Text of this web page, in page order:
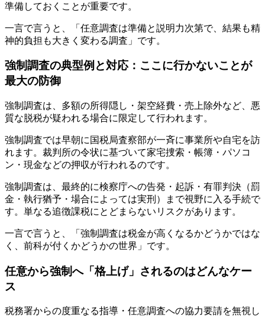
準備しておくことが重要です。
一言で言うと、「任意調査は準備と説明力次第で、結果も精
神的負担も大きく変わる調査」です。
強制調査の典型例と対応：ここに行かないことが
最大の防御
強制調査は、多額の所得隠し・架空経費・売上除外など、悪
質な脱税が疑われる場合に限定して行われます。
強制調査では早朝に国税局査察部が一斉に事業所や自宅を訪
れます。裁判所の令状に基づいて家宅捜索・帳簿・パソコ
ン・現金などの押収が行われるのです。
強制調査は、最終的に検察庁への告発・起訴・有罪判決（罰
金・執行猶予・場合によっては実刑）まで視野に入る手続で
す。単なる追徴課税にとどまらないリスクがあります。
一言で言うと、「強制調査は税金が高くなるかどうかではな
く、前科が付くかどうかの世界」です。
任意から強制へ「格上げ」されるのはどんなケー
ス
税務署からの度重なる指導・任意調査への協力要請を無視し